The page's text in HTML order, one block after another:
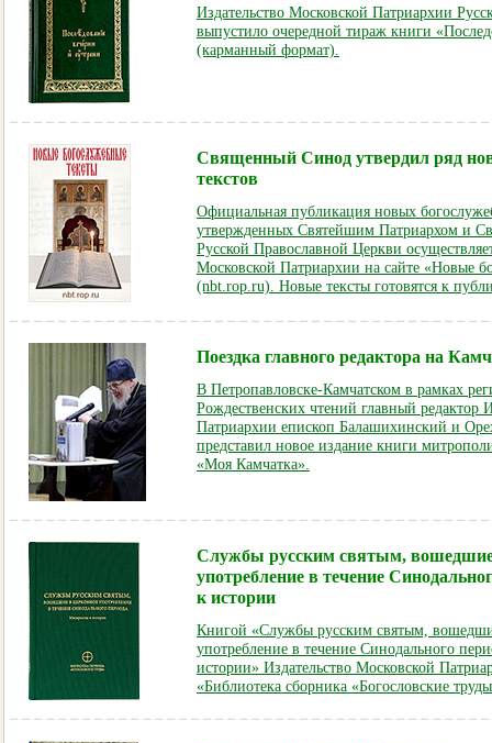
Издательство Московской Патриархии
выпустило очередной тираж книги
(карманный формат).
Священный Синод утвердил ряд
текстов
Официальная публикация новых
утвержденных Святейшим Патриархом и
Русской Православной Церкви
Московской Патриархии на сайте «Новые
(nbt.rop.ru). Новые тексты готовятся к
Поездка главного редактора на
В Петропавловске-Камчатском в рамках
Рождественских чтений главный редактор
Патриархии епископ Балашихинский и
представил новое издание книги
«Моя Камчатка»
Службы русским святым, вошедшие
употребление в течение
к истории
Книгой «Службы русским святым,
употребление в течение Синодального
истории» Издательство Московской
«Библиотека сборника «Богословские